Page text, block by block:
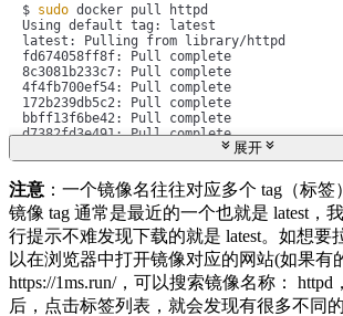
$ sudo docker pull httpd
Using default tag: latest
latest: Pulling from library/httpd
fd674058ff8f: Pull complete
8c3081b233c7: Pull complete
4f4fb700ef54: Pull complete
172b239db5c2: Pull complete
bbff13f6be42: Pull complete
d7382fd3e491: Pull complete
Digest:
Status: Downloaded newer image for
docker.io/library/httpd:latest
展开
注意 ：一个镜像名往往对应多个 tag（标
镜像 tag 通常是最近的一个也就是 latest，
行提示不难发现下载的就是 latest。如想要
以在浏览器中打开镜像对应的网站(如果有
https://1ms.run/，可以搜索镜像名称： httpd
后，点击标签列表，就会发现有很多不同